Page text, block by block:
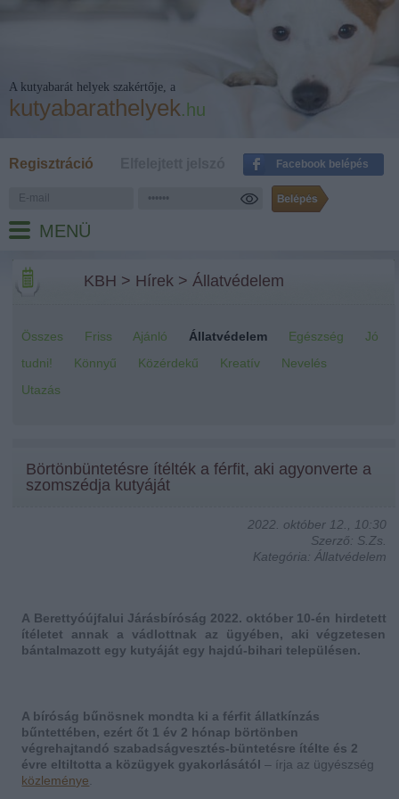
A kutyabarát helyek szakértője, a
kutyabarathelyek.hu
Regisztráció Facebook belépés
MENÜ
KBH > Hírek >Állatvédelem
Összes Friss Ajánló Állatvédelem Egészség
Jó
tudni!
Könnyű Közérdekű Kreatív
Nevelés
Utazás
Börtönbüntetésre ítélték a férfit, aki agyonverte a
szomszédja kutyáját
2022. október 12., 10:30
Szerző: S.Zs.
Kategória: Állatvédelem
A Berettyóújfalui Járásbíróság 2022. október 10-én hirdetett
ítéletet annak a vádlottnak az ügyében, aki végzetesen
bántalmazott egy kutyáját egy hajdú-bihari településen.
A bíróság bűnösnek mondta ki a férfit állatkínzás
bűntettében, ezért őt 1 év 2 hónap börtönben
végrehajtandó szabadságvesztés-büntetésre ítélte és 2
évre eltiltotta a közügyek gyakorlásától– írja az ügyészség
közleménye